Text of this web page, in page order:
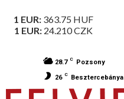
1 EUR: 363.75 HUF
1 EUR: 24.210CZK
28.7 C Pozsony
26 C Besztercebánya